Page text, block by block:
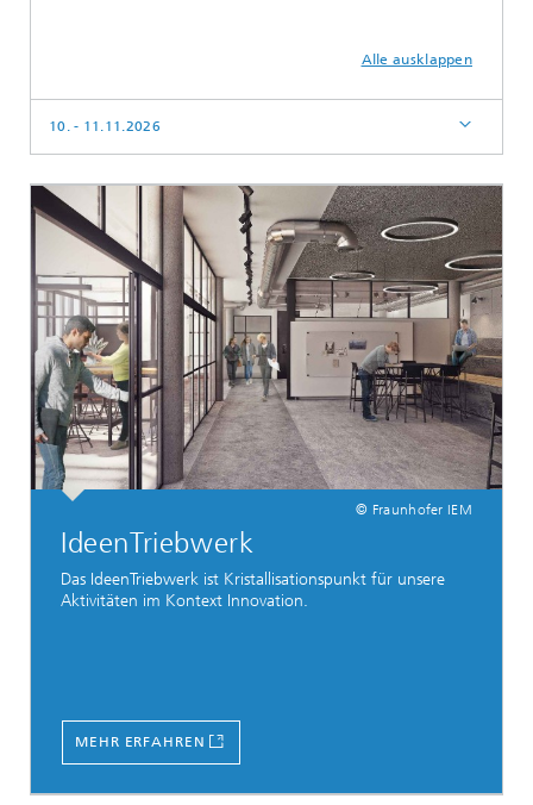
Alle ausklappen
10. - 11.11.2026
© Fraunhofer IEM
IdeenTriebwerk
Das IdeenTriebwerk ist Kristallisationspunkt für unsere
Aktivitäten im Kontext Innovation.
MEHR ERFAHREN